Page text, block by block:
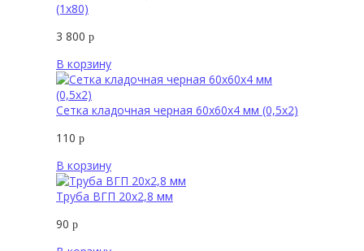
(1х80)
3 800 р
В корзину
Сетка кладочная черная 60х60х4 мм (0,5х2)
110 р
В корзину
Труба ВГП 20х2,8 мм
90 р